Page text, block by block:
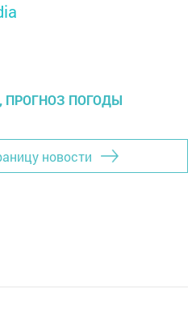
ПРОГНОЗ ПОГОДЫ
новости